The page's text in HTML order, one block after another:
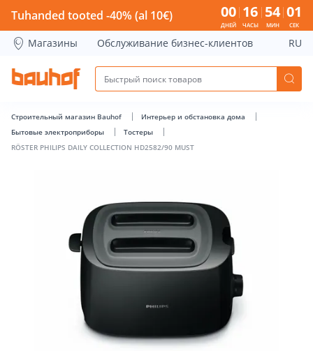
RÖSTER PHILIPS DAILY COLLECTION HD2582/90 MUST -
Tuhanded tooted -40% (al 10€) 00
ДНЕЙ
16
ЧАСЫ
54
МИН
00
СЕК
Магазины Обслуживание бизнес-клиентов RU
Строительный магазин Bauhof
Интерьер и обстановка дома
Бытовые электроприборы
Тостеры
RÖSTER PHILIPS DAILY COLLECTION HD2582/90 MUST